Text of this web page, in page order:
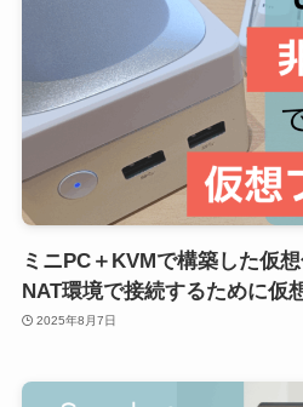
ミニPC＋KVMで構築した仮
NAT環境で接続するために仮
2025年8月7日